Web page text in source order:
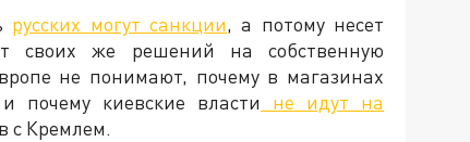
русских могут санкции, а потому несет
своих же решений на собственную
не понимают, почему в магазинах
почему киевские власти не идут на
с Кремлем.